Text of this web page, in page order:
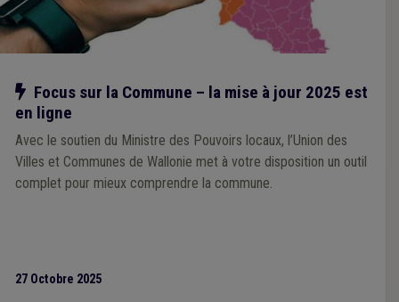
Notre action
Focus sur la Commune – la mise à jour 2025 est
en ligne
Avec le soutien du Ministre des Pouvoirs locaux, l’Union des
Villes et Communes de Wallonie met à votre disposition un outil
complet pour mieux comprendre la commune.
27 Octobre 2025